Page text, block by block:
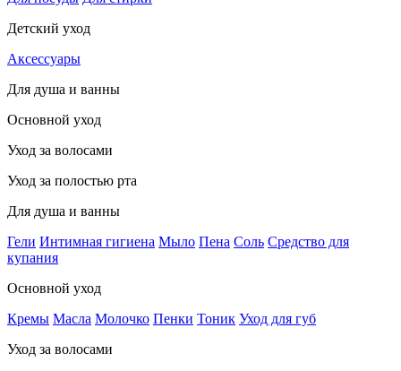
Детский уход
Аксессуары
Для душа и ванны
Основной уход
Уход за волосами
Уход за полостью рта
Для душа и ванны
Гели Интимная гигиена Мыло Пена Соль Средство для
купания
Основной уход
Кремы Масла Молочко Пенки Тоник Уход для губ
Уход за волосами